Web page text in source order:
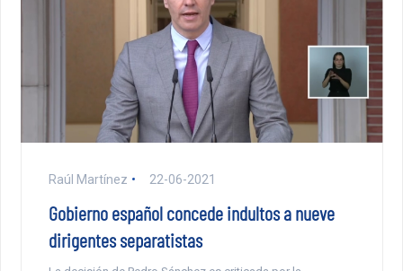
Raúl Martínez 22-06-2021
Gobierno español concede indultos a nueve
dirigentes separatistas